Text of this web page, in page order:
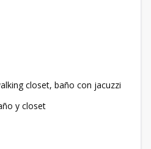
closet, baño con jacuzzi
y closet